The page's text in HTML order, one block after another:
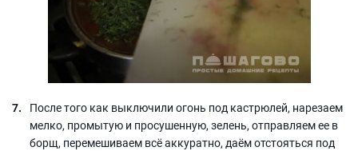
После того как выключили огонь под кастрюлей, нарезаем
мелко, промытую и просушенную, зелень, отправляем ее в
борщ, перемешиваем всё аккуратно, даём отстояться под